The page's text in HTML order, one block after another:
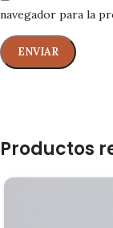
navegador para la
Productos